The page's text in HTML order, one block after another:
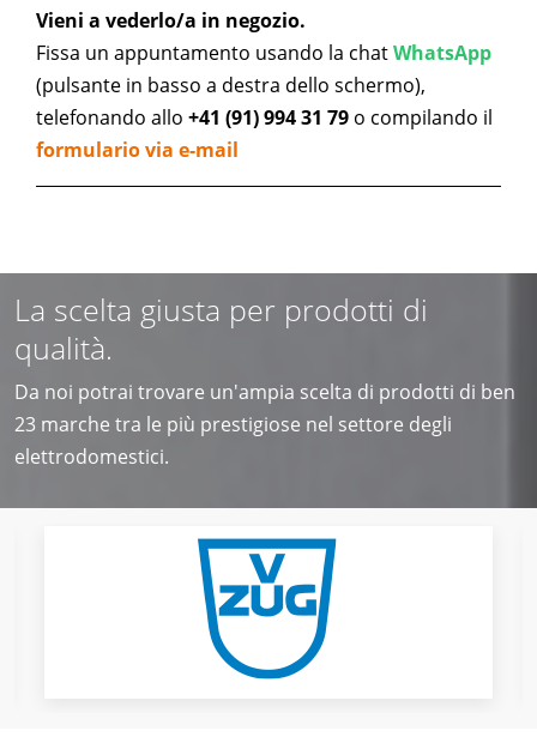
Vieni a vederlo/a in negozio.
Fissa un appuntamento usando la chatWhatsApp
(pulsante in basso a destra dello schermo),
telefonando allo +41 (91) 994 31 79 o compilando il
formulario via e-mail
La scelta giusta per prodotti di
qualità.
Da noi potrai trovare un'ampia scelta di prodotti di ben
23 marche tra le più prestigiose nel settore degli
elettrodomestici.